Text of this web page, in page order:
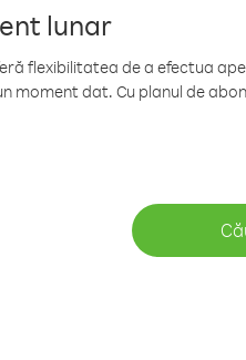
lunar
flexibilitatea de a efectua
moment dat. Cu planul de